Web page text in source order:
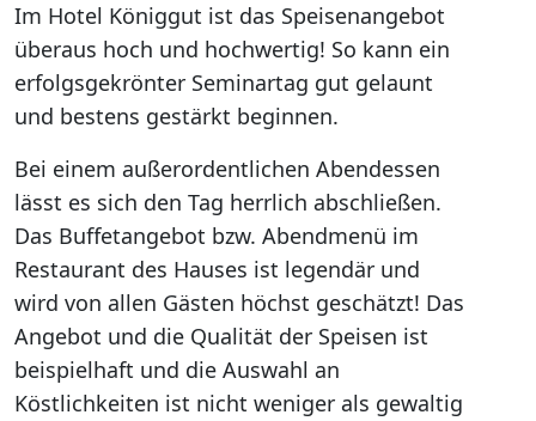
Im Hotel Königgut ist das Speisenangebot
überaus hoch und hochwertig! So kann ein
erfolgsgekrönter Seminartag gut gelaunt
und bestens gestärkt beginnen.
Bei einem außerordentlichen Abendessen
lässt es sich den Tag herrlich abschließen.
Das Buffetangebot bzw. Abendmenü im
Restaurant des Hauses ist legendär und
wird von allen Gästen höchst geschätzt! Das
Angebot und die Qualität der Speisen ist
beispielhaft und die Auswahl an
Köstlichkeiten ist nicht weniger als gewaltig